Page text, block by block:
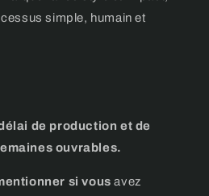
simple, humain et
de production et de
ouvrables.
si vousavez